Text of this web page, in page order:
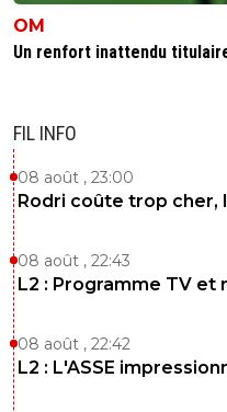
OM
Un renfort inattendu
FIL INFO
08 août , 23:00
Rodri coûte trop cher,
08 août , 22:43
L2 : Programme TV et
08 août , 22:42
L2 : L'ASSE